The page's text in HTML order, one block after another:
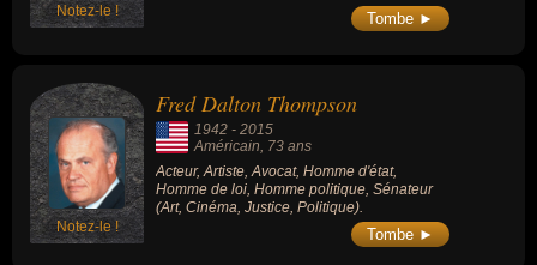
Notez-le ! Tombe ►
Notez-le !
Fred Dalton Thompson
1942 - 2015
Américain, 73 ans
Acteur, Artiste, Avocat, Homme d'état,
Homme de loi, Homme politique, Sénateur
(Art, Cinéma, Justice, Politique).
Tombe ►